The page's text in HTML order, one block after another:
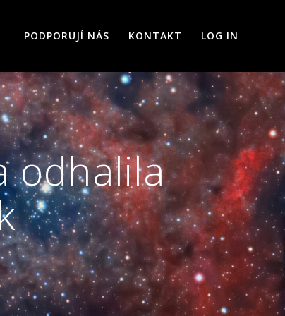
PODPORUJÍ NÁS KONTAKT LOG IN
odhalila